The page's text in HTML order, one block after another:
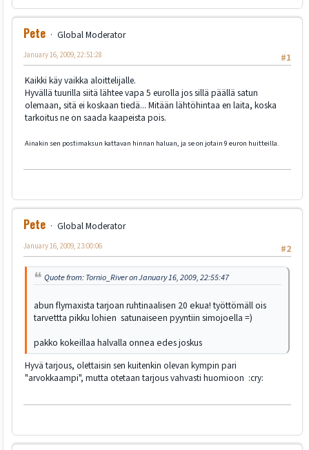
Pete
Global Moderator
#1
January 16, 2009, 22:51:28
Kaikki käy vaikka aloittelijalle.
Hyvällä tuurilla siitä lähtee vapa 5 eurolla jos sillä päällä satun
olemaan, sitä ei koskaan tiedä... Mitään lähtöhintaa en laita, koska
tarkoitus ne on saada kaapeista pois.
Ainakin sen postimaksun kattavan hinnan haluan, ja se on jotain 9 euron huitteilla.
Pete
Global Moderator
#2
January 16, 2009, 23:00:06
Quote from: Tornio_River on January 16, 2009, 22:55:47
abun flymaxista tarjoan ruhtinaalisen 20 ekua! työttömäll ois
tarvettta pikku lohien satunaiseen pyyntiin simojoella =)
pakko kokeillaa halvalla onnea edes joskus
Hyvä tarjous, olettaisin sen kuitenkin olevan kympin pari
"arvokkaampi", mutta otetaan tarjous vahvasti huomioon :cry: